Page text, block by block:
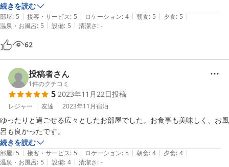
続きを読む
部屋: 5 | 接客・サービス: 5 | ロケーション: 4 | 朝食: 5 | 夕食: 5 |
温泉・お風呂: 5 | 設備: 5 | 清潔さ: -
62
投稿者さん
1件のクチコミ
5 2023年11月22日投稿
レジャー 友達 2023年11月宿泊
ゆったりと過ごせる広々としたお部屋でした。お食事も美味しく、お風
呂も良かったです。
続きを読む
部屋: 5 | 接客・サービス: 5 | ロケーション: 5 | 朝食: 4 | 夕食: 4 |
温泉・お風呂: 5 | 設備: 4 | 清潔さ: -